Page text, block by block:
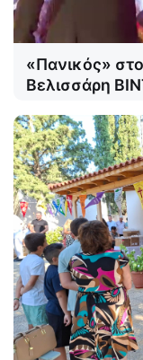
«Πανικός»
Βελισσάρη